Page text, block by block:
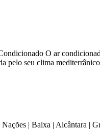
O ar
pelo seu clima
| Baixa | Alcântara |